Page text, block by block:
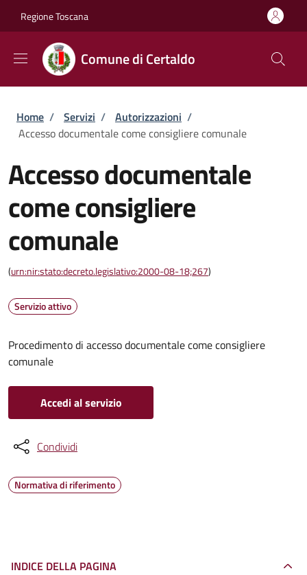
Regione Toscana
Comune di Certaldo
Briciole di pane
Home / Servizi / Autorizzazioni /
Accesso documentale come consigliere comunale
Accesso documentale
come consigliere
comunale
(urn:nir:stato:decreto.legislativo:2000-08-18;267)
Servizio attivo
Procedimento di accesso documentale come consigliere
comunale
Accedi al servizio
Condividi
Normativa di riferimento
INDICE DELLA PAGINA